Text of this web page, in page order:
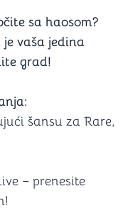
sa haosom?
vaša jedina
grad!
šansu za Rare,
– prenesite